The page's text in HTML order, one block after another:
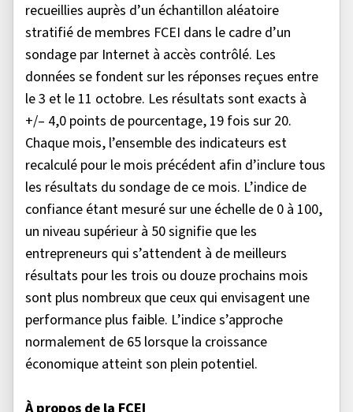
recueillies auprès d’un échantillon aléatoire
stratifié de membres FCEI dans le cadre d’un
sondage par Internet à accès contrôlé. Les
données se fondent sur les réponses reçues entre
le 3 et le 11 octobre. Les résultats sont exacts à
+/– 4,0 points de pourcentage, 19 fois sur 20.
Chaque mois, l’ensemble des indicateurs est
recalculé pour le mois précédent afin d’inclure tous
les résultats du sondage de ce mois. L’indice de
confiance étant mesuré sur une échelle de 0 à 100,
un niveau supérieur à 50 signifie que les
entrepreneurs qui s’attendent à de meilleurs
résultats pour les trois ou douze prochains mois
sont plus nombreux que ceux qui envisagent une
performance plus faible. L’indice s’approche
normalement de 65 lorsque la croissance
économique atteint son plein potentiel.